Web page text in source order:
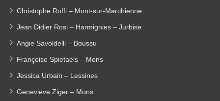
Christophe Roffi – Mont-sur-Marchienne
Jean Didier Rosi – Harmignies – Jurbise
Angie Savoldelli – Boussu
Françoise Spietaels – Mons
Jessica Urbain – Lessines
Genevieve Ziger – Mons